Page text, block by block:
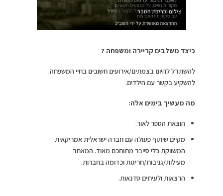
צילום: כריכת הספר
כיצד משלבים קריירה ומשפחה ?
להשתדל להיום בצמתים/אירועים חשובים בחיי המשפחה.
להשקיע בקשר עם הילדים.
מה מעשיך בימים אלה:
הוצאת הספר לאור.
מקיים שיתוף פעולה עם חברה ישראלית אמריקאית
המשווקת כלי סייבר מתוחכם מאוד. המאתר
מעילות/גניבות/חריגות וכדומה בחברות.
הרצאות ולעיתים סדנאות.